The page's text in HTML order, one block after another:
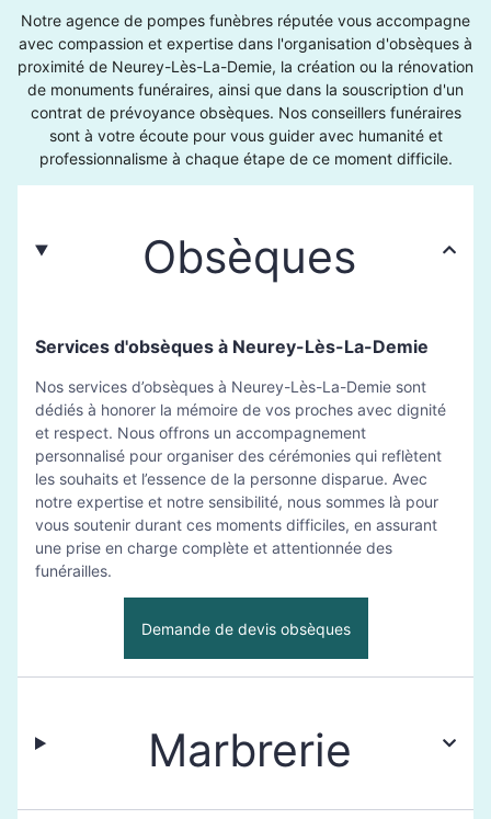
Notre agence de pompes funèbres réputée vous accompagne
avec compassion et expertise dans l'organisation d'obsèques à
proximité de Neurey-Lès-La-Demie, la création ou la rénovation
de monuments funéraires, ainsi que dans la souscription d'un
contrat de prévoyance obsèques. Nos conseillers funéraires
sont à votre écoute pour vous guider avec humanité et
professionnalisme à chaque étape de ce moment difficile.
Obsèques
Services d'obsèques à Neurey-Lès-La-Demie
Nos services d’obsèques à Neurey-Lès-La-Demie sont
dédiés à honorer la mémoire de vos proches avec dignité
et respect. Nous offrons un accompagnement
personnalisé pour organiser des cérémonies qui reflètent
les souhaits et l’essence de la personne disparue. Avec
notre expertise et notre sensibilité, nous sommes là pour
vous soutenir durant ces moments difficiles, en assurant
une prise en charge complète et attentionnée des
funérailles.
Demande de devis obsèques
Marbrerie